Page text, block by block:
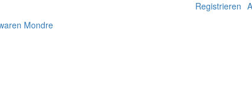
Registrieren